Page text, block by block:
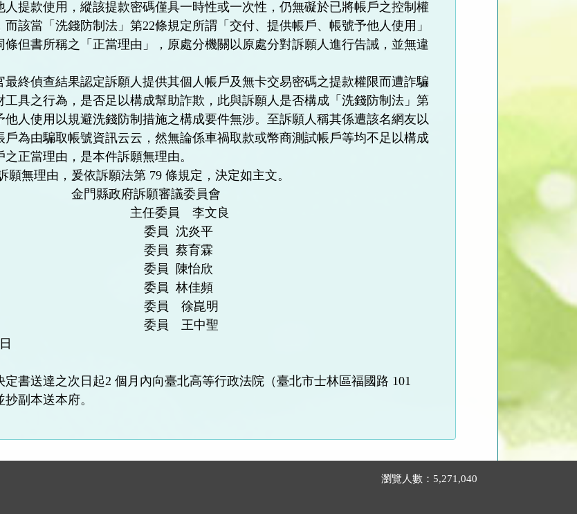
人提款使用，縱該提款密碼僅具一時性或一次性，仍無礙於已將帳戶之控制權
該當「洗錢防制法」第22條規定所謂「交付、提供帳戶、帳號予他人使用」
條但書所稱之「正當理由」，原處分機關以原處分對訴願人進行告誡，並無違
最終偵查結果認定訴願人提供其個人帳戶及無卡交易密碼之提款權限而遭詐騙
工具之行為，是否足以構成幫助詐欺，此與訴願人是否構成「洗錢防制法」第
他人使用以規避洗錢防制措施之構成要件無涉。至訴願人稱其係遭該名網友以
戶為由騙取帳號資訊云云，然無論係車禍取款或幣商測試帳戶等均不足以構成
正當理由，是本件訴願無理由。
願無理由，爰依訴願法第 79 條規定，決定如主文。
訴願審議委員會
員 李文良
沈炎平
蔡育霖
陳怡欣
林佳頻
徐崑明
王中聖
書送達之次日起2 個月內向臺北高等行政法院（臺北市士林區福國路 101
副本送本府。
瀏覽人數：5,271,040